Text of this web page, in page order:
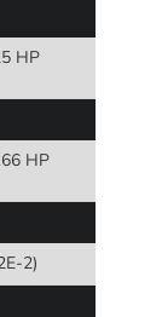
HP
HP
2)